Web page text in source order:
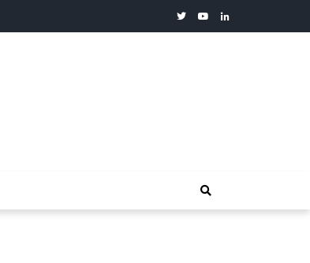
twitteryoutubelinkedin